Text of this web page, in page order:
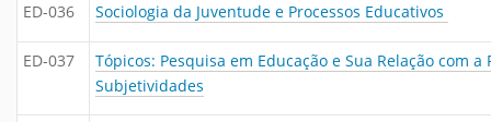
ED-036 Sociologia da Juventude e Processos Educativos
ED-037
Tópicos: Pesquisa em Educação e Sua Relação com
Subjetividades